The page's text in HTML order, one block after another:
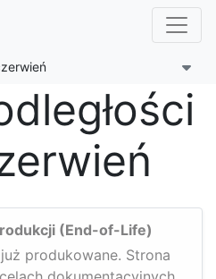
(End-of-Life)
produkowane. Strona